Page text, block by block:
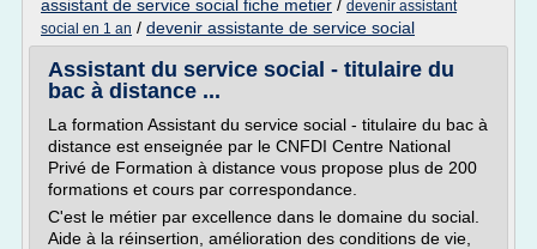
assistant de service social fiche metier / devenir assistant
social en 1 an / devenir assistante de service social
Assistant du service social - titulaire du
bac à distance ...
La formation Assistant du service social - titulaire du bac à
distance est enseignée par le CNFDI Centre National
Privé de Formation à distance vous propose plus de 200
formations et cours par correspondance.
C'est le métier par excellence dans le domaine du social.
Aide à la réinsertion, amélioration des conditions de vie,